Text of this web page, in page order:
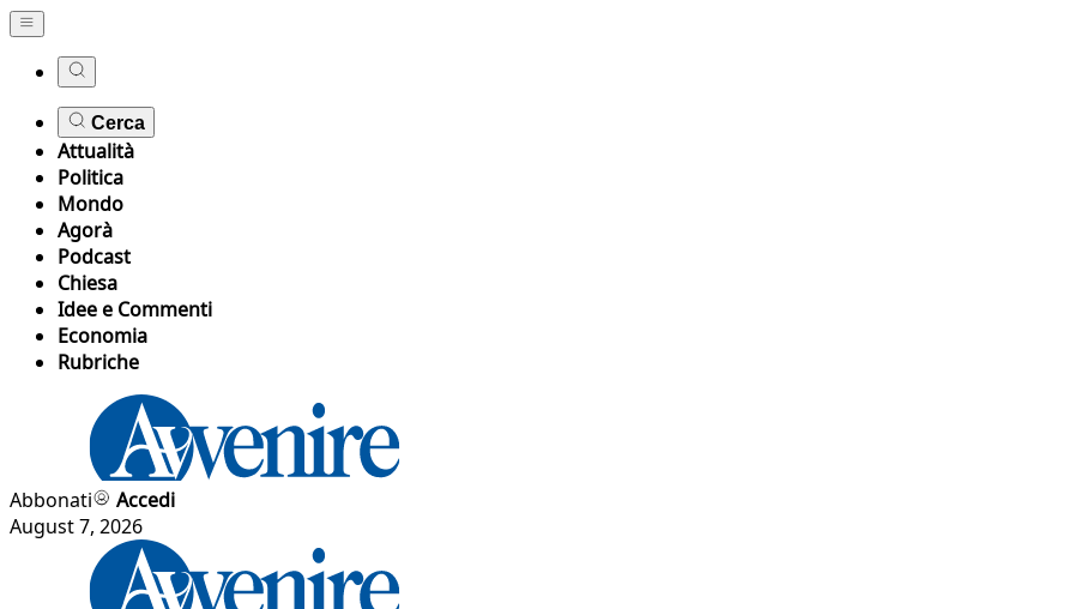
Cerca
Attualità
Politica
Mondo
Agorà
Podcast
Chiesa
Idee e Commenti
Economia
Rubriche
Abbonati
Accedi
August 7, 2026